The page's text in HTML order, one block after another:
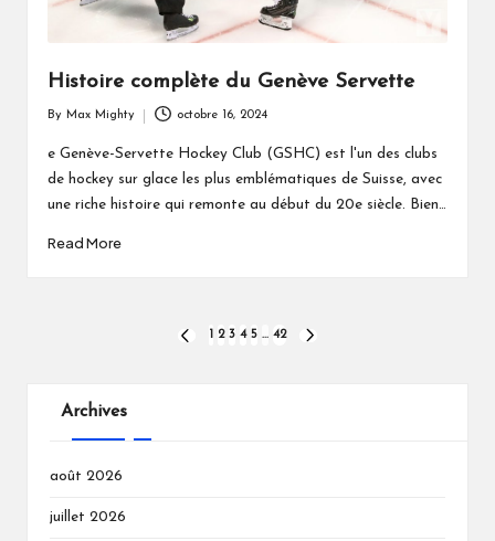
Histoire complète du Genève Servette
By Max Mighty octobre 16, 2024
e Genève-Servette Hockey Club (GSHC) est l'un des clubs
de hockey sur glace les plus emblématiques de Suisse, avec
une riche histoire qui remonte au début du 20e siècle. Bien…
Read More
publications
PREVIOUS
1 2 3 4 5 … 42
Archives
août 2026
juillet 2026